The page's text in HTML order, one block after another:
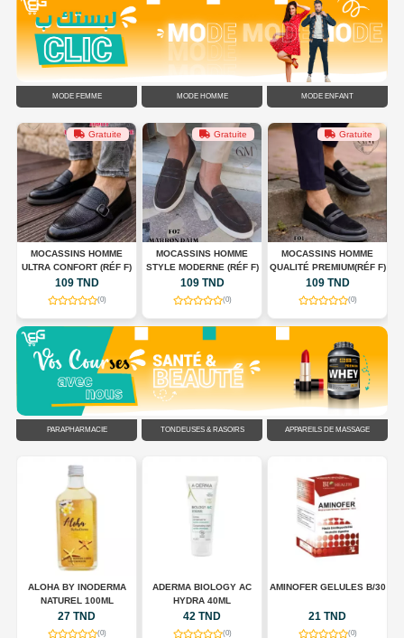
MODE FEMME MODE HOMME MODE ENFANT
Gratuite
MOCASSINS HOMME
STYLE MODERNE (RÉF F)
109 TND
(0)
Gratuite
MOCASSINS HOMME
QUALITÉ PREMIUM(RÉF F)
109 TND
(0)
Gratuite
MOCASSINS HOMME
CONFORT ULTRA LÉGER
(RÉF K)
109 TND
(0)
PARAPHARMACIE TONDEUSES & RASOIRS APPAREILS DE MASSAGE
ALOHA BY INODERMA
NATUREL 100ML
27 TND
(0)
ADERMA BIOLOGY AC
HYDRA 40ML
42 TND
(0)
AMINOFER GELULES B/30
21 TND
(0)